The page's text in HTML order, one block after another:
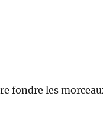
fondre les